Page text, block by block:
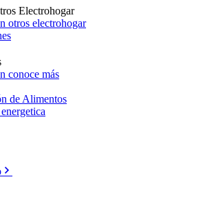
Electrohogar
otros electrohogar
conoce más
de Alimentos